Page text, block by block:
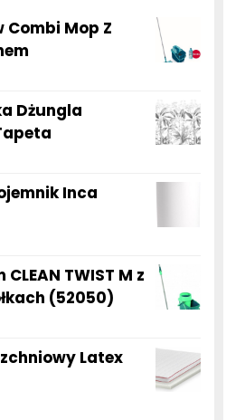
Combi Mop Z
Dżungla
Inca
TWIST M z
(52050)
Latex